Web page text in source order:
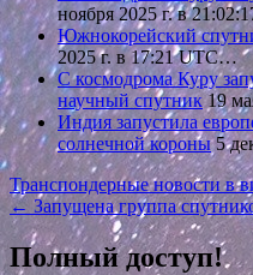
ноября 2025 г. в
Южнокорейский
2025 г. в 17:21 UTC…
С космодрома Куру
научный спутник19
Индия запустила
солнечной короны5
Навигация
по
записям
Транспондерные новости в
← Запущена группа
Полный доступ!